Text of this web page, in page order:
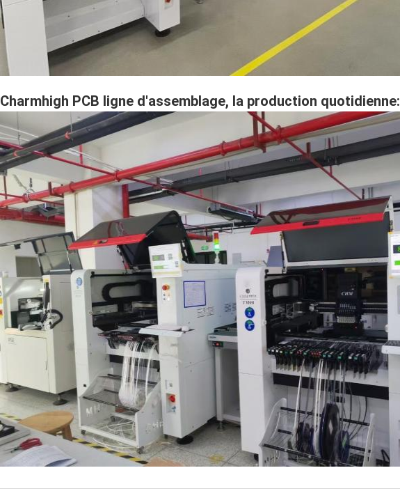
Charmhigh PCB ligne d'assemblage, la production quotidienne: